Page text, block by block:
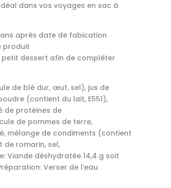
dans vos voyages en sac à
après date de fabication
produit
dessert afin de compléter
de blé dur, œuf, sel), jus de
(contient du lait, E551),
de protéines de
de pommes de terre,
mélange de condiments (contient
de romarin, sel,
Viande déshydratée 14,4 g soit
Verser de l’eau